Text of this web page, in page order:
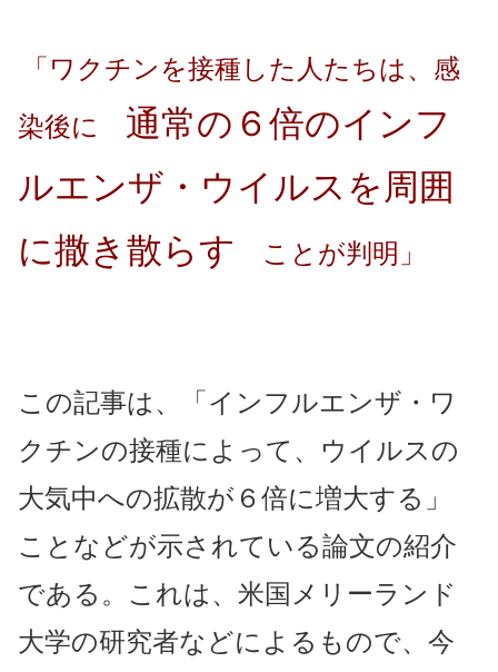
「ワクチンを接種した人たちは、感
染後に 通常の６倍のインフ
ルエンザ・ウイルスを周囲
に撒き散らす
ことが判明」
この記事は、「インフルエンザ・ワ
クチンの接種によって、ウイルスの
大気中への拡散が６倍に増大する」
ことなどが示されている論文の紹介
である。これは、米国メリーランド
大学の研究者などによるもので、今